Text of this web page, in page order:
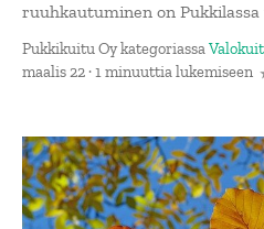
ruuhkautuminen on
Pukkikuitu Oykategoriassa
maalis 22 · 1 minuuttia lukemiseen